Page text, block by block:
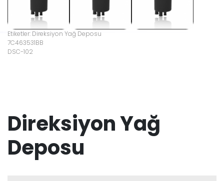
Etiketler: Direksiyon Yağ Deposu
7C463531BB
DSC-102
Direksiyon Yağ
Deposu